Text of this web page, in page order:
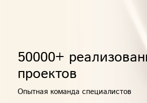
50000+
проектов
Опытная команда специалистов